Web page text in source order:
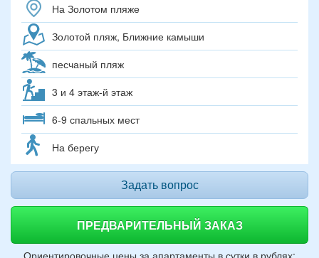
На Золотом пляже
Золотой пляж, Ближние камыши
песчаный пляж
3 и 4 этаж-й этаж
6-9 спальных мест
На берегу
Задать вопрос
ПРЕДВАРИТЕЛЬНЫЙ ЗАКАЗ
Ориентировочные цены за апартаменты в сутки в рублях: